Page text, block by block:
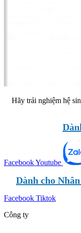
Hãy trải nghiệm hệ
FacebookYoutube
Dành cho
Facebook Tiktok
Công ty